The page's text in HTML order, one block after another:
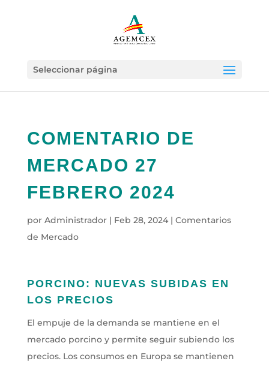
Seleccionar página
COMENTARIO DE
MERCADO 27
FEBRERO 2024
por Administrador| Feb 28, 2024| Comentarios
de Mercado
PORCINO: NUEVAS SUBIDAS EN
LOS PRECIOS
El empuje de la demanda se mantiene en el
mercado porcino y permite seguir subiendo los
precios. Los consumos en Europa se mantienen